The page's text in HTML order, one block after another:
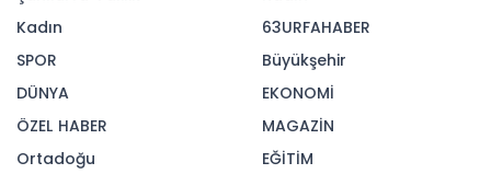
Kadın
SPOR
DÜNYA
ÖZEL HABER
Ortadoğu
63URFAHABER
Büyükşehir
EKONOMİ
MAGAZİN
EĞİTİM